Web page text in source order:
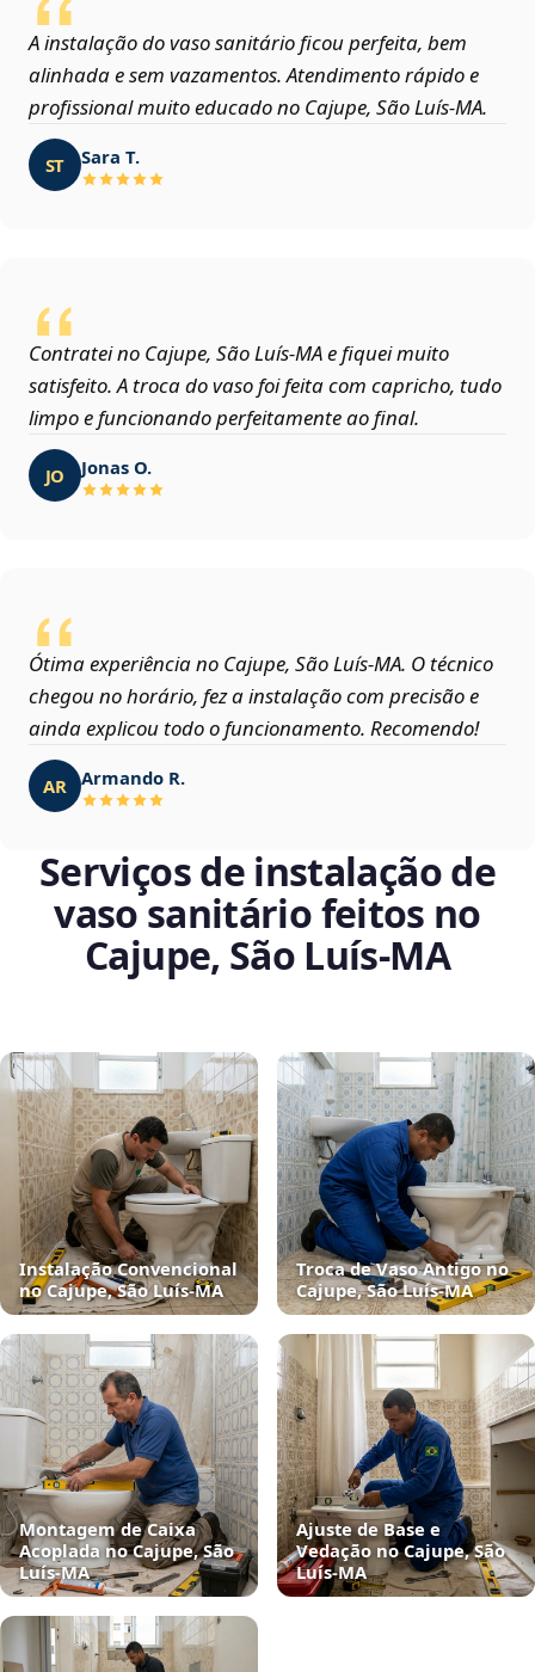
A instalação do vaso sanitário ficou perfeita, bem
alinhada e sem vazamentos. Atendimento rápido e
profissional muito educado no Cajupe, São Luís‑MA.
ST Sara T.
Contratei no Cajupe, São Luís‑MA e fiquei muito
satisfeito. A troca do vaso foi feita com capricho, tudo
limpo e funcionando perfeitamente ao final.
JO Jonas O.
Ótima experiência no Cajupe, São Luís‑MA. O técnico
chegou no horário, fez a instalação com precisão e
ainda explicou todo o funcionamento. Recomendo!
AR Armando R.
Serviços de instalação de
vaso sanitário feitos no
Cajupe, São Luís‑MA
Instalação Convencional
no Cajupe, São Luís‑MA
Troca de Vaso Antigo no
Cajupe, São Luís‑MA
Montagem de Caixa
Acoplada no Cajupe, São
Luís‑MA
Ajuste de Base e
Vedação no Cajupe, São
Luís‑MA